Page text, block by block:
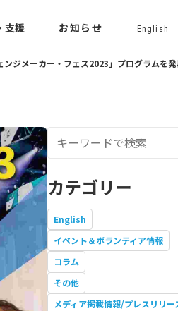
支援 お知らせ English
ジメーカー・フェス2023」プログラムを
カテゴリー
English
イベント＆ボランティア情報
コラム
その他
メディア掲載情報/プレスリリー